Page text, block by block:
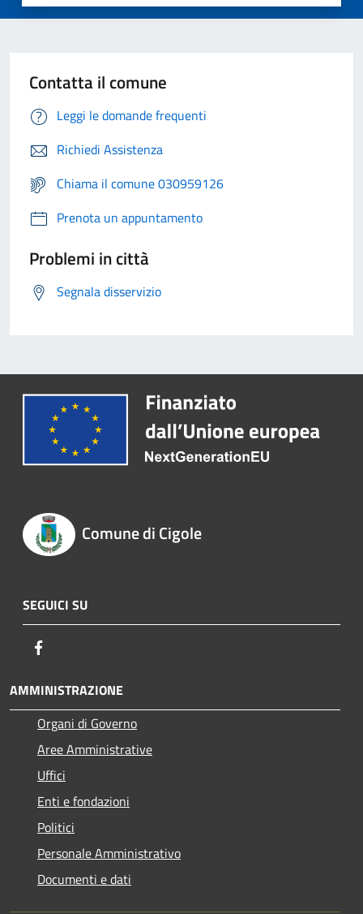
Contatta il comune
Leggi le domande frequenti
Richiedi Assistenza
Chiama il comune 030959126
Prenota un appuntamento
Problemi in città
Segnala disservizio
Comune di Cigole
SEGUICI SU
AMMINISTRAZIONE
Organi di Governo
Aree Amministrative
Uffici
Enti e fondazioni
Politici
Personale Amministrativo
Documenti e dati